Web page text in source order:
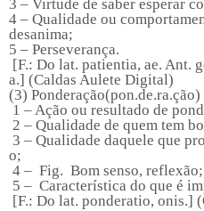
3 – Virtude de saber esperar
4 – Qualidade ou
desanima;
5 – Perseverança.
[F.: Do lat. patientia, ae. Ant.
a.] (Caldas Aulete Digital)
(3) Ponderação(pon.de.ra.ção)
1 – Ação ou resultado de
2 – Qualidade de quem tem
3 – Qualidade daquele que
o;
4 – Fig. Bom senso, reflexão;
5 – Característica do que é
[F.: Do lat. ponderatio, onis.]